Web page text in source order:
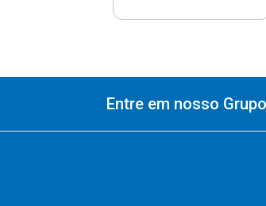
Entre em nosso